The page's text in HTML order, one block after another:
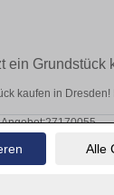
Alle
ein Grundstück
kaufen in